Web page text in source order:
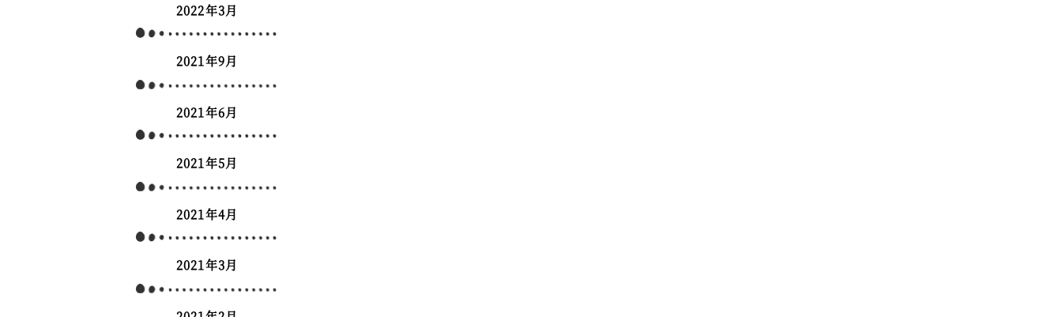
2022年3月
2021年9月
2021年6月
2021年5月
2021年4月
2021年3月